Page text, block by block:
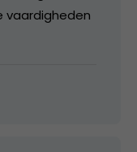
vaardigheden